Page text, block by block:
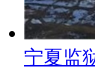
宁夏监